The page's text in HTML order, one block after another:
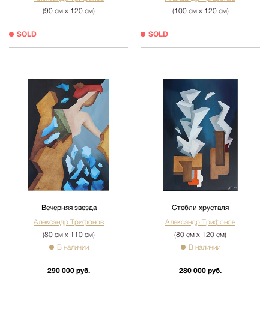
(90 см х 120 см)
SOLD
(100 см х 120 см)
SOLD
Вечерняя звезда
Александр Трифонов
(80 см х 110 см)
В наличии
290 000 руб.
Стебли хрусталя
Александр Трифонов
(80 см х 120 см)
В наличии
280 000 руб.